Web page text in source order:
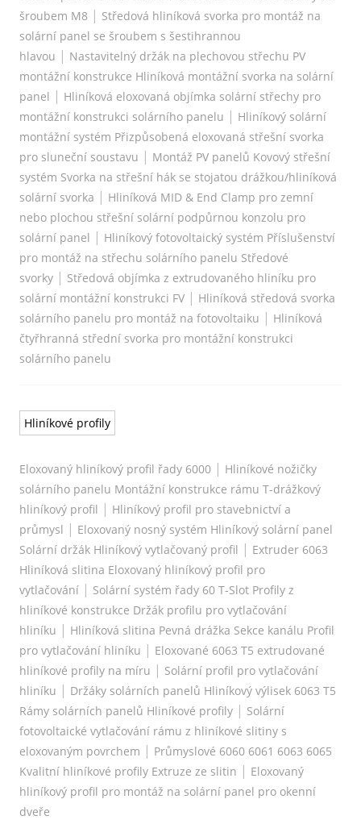
šroubem M8 | Středová hliníková svorka pro montáž na
solární panel se šroubem s šestihrannou
hlavou | Nastavitelný držák na plechovou střechu PV
montážní konstrukce Hliníková montážní svorka na solární
panel | Hliníková eloxovaná objímka solární střechy pro
montážní konstrukci solárního panelu | Hliníkový solární
montážní systém Přizpůsobená eloxovaná střešní svorka
pro sluneční soustavu | Montáž PV panelů Kovový střešní
systém Svorka na střešní hák se stojatou drážkou/hliníková
solární svorka | Hliníková MID & End Clamp pro zemní
nebo plochou střešní solární podpůrnou konzolu pro
solární panel | Hliníkový fotovoltaický systém Příslušenství
pro montáž na střechu solárního panelu Středové
svorky| Středová objímka z extrudovaného hliníku pro
solární montážní konstrukci FV| Hliníková středová svorka
solárního panelu pro montáž na fotovoltaiku | Hliníková
čtyřhranná střední svorka pro montážní konstrukci
solárního panelu
Hliníkové profily
Eloxovaný hliníkový profil řady 6000| Hliníkové nožičky
solárního panelu Montážní konstrukce rámu T-drážkový
hliníkový profil | Hliníkový profil pro stavebnictví a
průmysl | Eloxovaný nosný systém Hliníkový solární panel
Solární držák Hliníkový vytlačovaný profil | Extruder 6063
Hliníková slitina Eloxovaný hliníkový profil pro
vytlačování| Solární systém řady 60 T-Slot Profily z
hliníkové konstrukce Držák profilu pro vytlačování
hliníku | Hliníková slitina Pevná drážka Sekce kanálu Profil
pro vytlačování hliníku | Eloxované 6063 T5 extrudované
hliníkové profily na míru | Solární profil pro vytlačování
hliníku | Držáky solárních panelů Hliníkový výlisek 6063 T5
Rámy solárních panelů Hliníkové profily| Solární
fotovoltaické vytlačování rámu z hliníkové slitiny s
eloxovaným povrchem | Průmyslové 6060 6061 6063 6065
Kvalitní hliníkové profily Extruze ze slitin | Eloxovaný
hliníkový profil pro montáž na solární panel pro okenní
dveře